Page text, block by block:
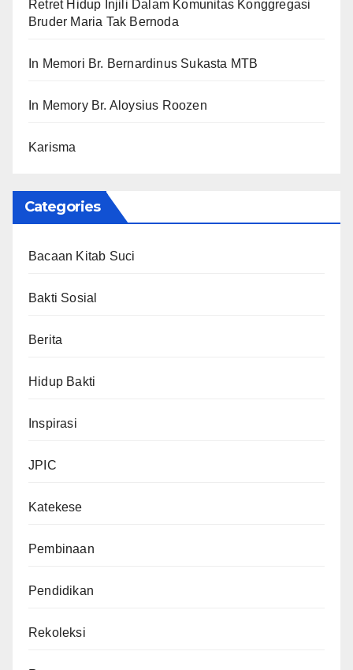
Retret Hidup Injili Dalam Komunitas Konggregasi
Bruder Maria Tak Bernoda
In Memori Br. Bernardinus Sukasta MTB
In Memory Br. Aloysius Roozen
Karisma
Categories
Bacaan Kitab Suci
Bakti Sosial
Berita
Hidup Bakti
Inspirasi
JPIC
Katekese
Pembinaan
Pendidikan
Rekoleksi